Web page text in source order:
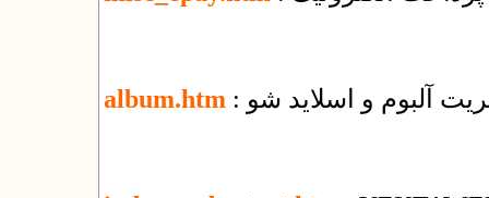
album.htm آلبوم و اسلاید شو